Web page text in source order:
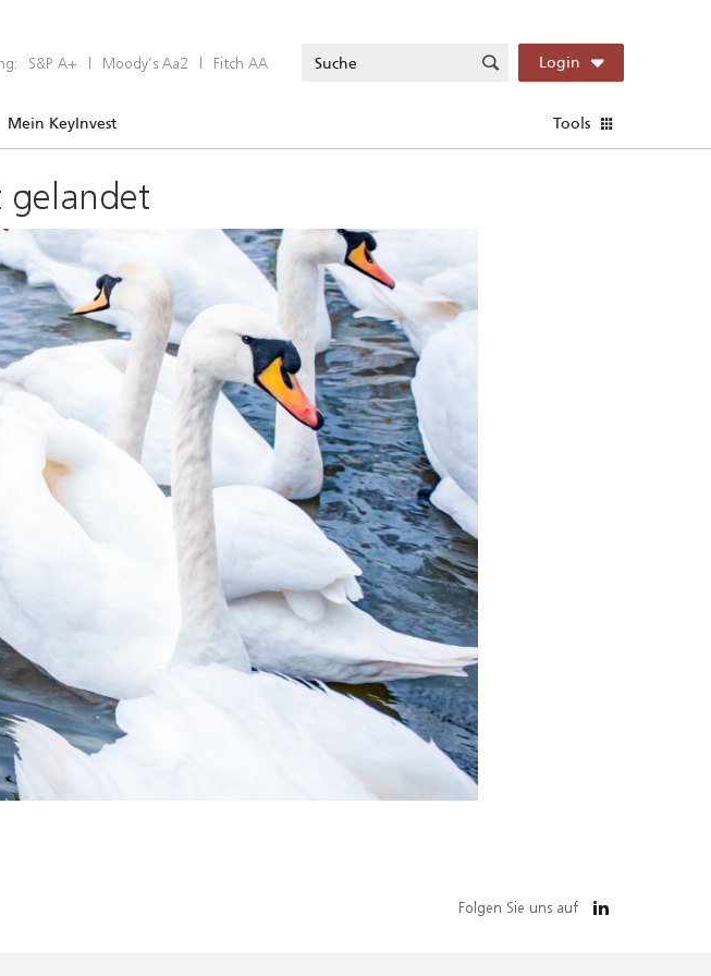
S&P A+ | Moody’s Aa2 | Fitch AA Login
Mein KeyInvest Tools
gelandet
Folgen Sie uns auf